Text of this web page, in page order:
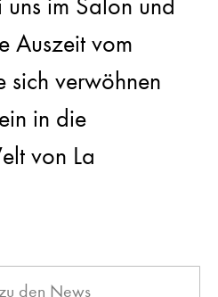
im Salon und
Auszeit vom
sich verwöhnen
in die
von La
den News